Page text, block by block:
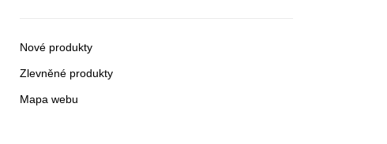
Nové produkty
Zlevněné produkty
Mapa webu